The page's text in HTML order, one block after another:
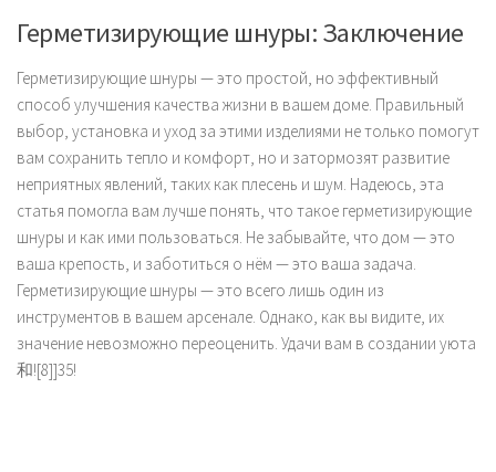
Герметизирующие шнуры: Заключение
Герметизирующие шнуры — это простой, но эффективный
способ улучшения качества жизни в вашем доме. Правильный
выбор, установка и уход за этими изделиями не только помогут
вам сохранить тепло и комфорт, но и затормозят развитие
неприятных явлений, таких как плесень и шум. Надеюсь, эта
статья помогла вам лучше понять, что такое герметизирующие
шнуры и как ими пользоваться. Не забывайте, что дом — это
ваша крепость, и заботиться о нём — это ваша задача.
Герметизирующие шнуры — это всего лишь один из
инструментов в вашем арсенале. Однако, как вы видите, их
значение невозможно переоценить. Удачи вам в создании уюта
和![8]]35!